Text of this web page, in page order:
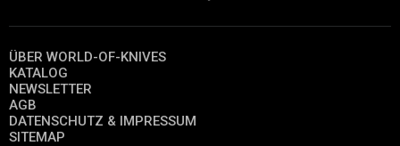
ÜBER WORLD-OF-KNIVES
KATALOG
NEWSLETTER
AGB
DATENSCHUTZ & IMPRESSUM
SITEMAP